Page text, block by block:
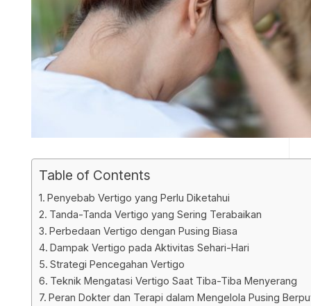
Table of Contents
Penyebab Vertigo yang Perlu Diketahui
Tanda-Tanda Vertigo yang Sering Terabaikan
Perbedaan Vertigo dengan Pusing Biasa
Dampak Vertigo pada Aktivitas Sehari-Hari
Strategi Pencegahan Vertigo
Teknik Mengatasi Vertigo Saat Tiba-Tiba Menyerang
Peran Dokter dan Terapi dalam Mengelola Pusing